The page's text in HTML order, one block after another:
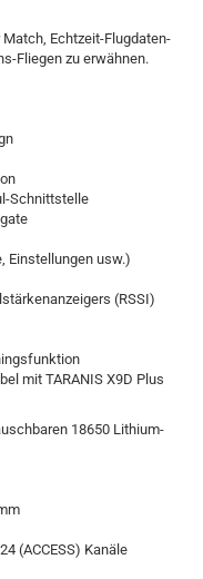
Echtzeit-Flugdaten-
Fliegen zu erwähnen.
Schnittstelle
Einstellungen usw.)
(RSSI)
mit TARANIS X9D Plus
18650 Lithium-
(ACCESS) Kanäle